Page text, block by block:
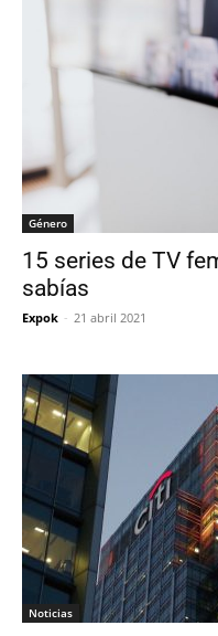
Género
15 series de TV
sabías
Expok - 21 abril 2021
Noticias